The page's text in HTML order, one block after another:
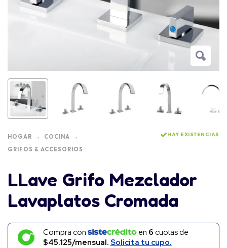
HOGAR
COCINA
GRIFOS & ACCESORIOS
HAY EXISTENCIAS
LLave Grifo Mezclador
Lavaplatos Cromada
Compra con en 6 cuotas de
$45.125/mensual. Solicita tu cupo.